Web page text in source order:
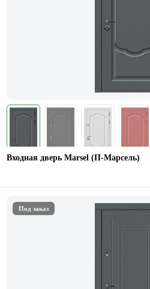
Входная дверь Marsel (П-Марсель)
Под заказ